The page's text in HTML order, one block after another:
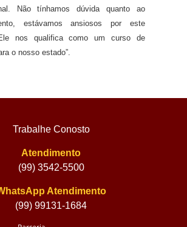
Não tínhamos dúvida quanto ao
estávamos ansiosos por este
nos qualifica como um curso de
o nosso estado”.
Trabalhe Conosto
Atendimento
(99) 3542-5500
Atendimento
(99) 99131-1684